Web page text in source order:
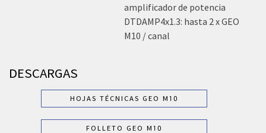
amplificador de potencia
DTDAMP4x1.3: hasta 2 x GEO
M10 / canal
DESCARGAS
HOJAS TÉCNICAS GEO M10
FOLLETO GEO M10